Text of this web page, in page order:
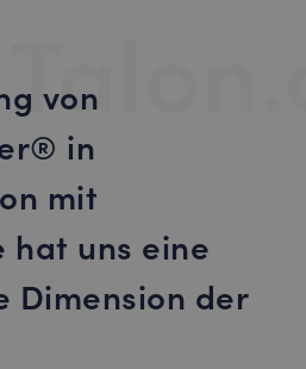
von
in
mit
hat uns eine
Dimension der